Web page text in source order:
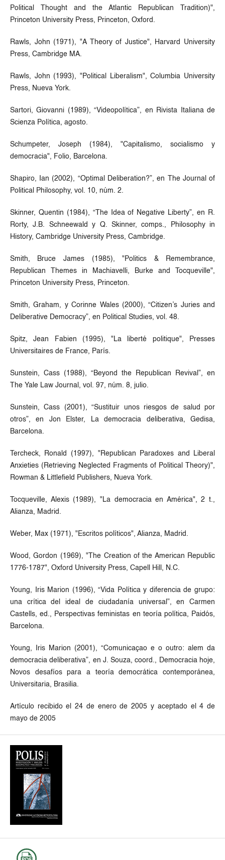
Political Thought and the Atlantic Republican Tradition)",
Princeton University Press, Princeton, Oxford.
Rawls, John (1971), "A Theory of Justice", Harvard University
Press, Cambridge MA.
Rawls, John (1993), "Political Liberalism", Columbia University
Press, Nueva York.
Sartori, Giovanni (1989), “Videopolítica”, en Rivista Italiana de
Scienza Política, agosto.
Schumpeter, Joseph (1984), "Capitalismo, socialismo y
democracia", Folio, Barcelona.
Shapiro, Ian (2002), “Optimal Deliberation?”, en The Journal of
Political Philosophy, vol. 10, núm. 2.
Skinner, Quentin (1984), “The Idea of Negative Liberty”, en R.
Rorty, J.B. Schneewald y Q. Skinner, comps., Philosophy in
History, Cambridge University Press, Cambridge.
Smith, Bruce James (1985), "Politics & Remembrance,
Republican Themes in Machiavelli, Burke and Tocqueville",
Princeton University Press, Princeton.
Smith, Graham, y Corinne Wales (2000), “Citizen’s Juries and
Deliberative Democracy”, en Political Studies, vol. 48.
Spitz, Jean Fabien (1995), "La liberté politique", Presses
Universitaires de France, París.
Sunstein, Cass (1988), “Beyond the Republican Revival”, en
The Yale Law Journal, vol. 97, núm. 8, julio.
Sunstein, Cass (2001), “Sustituir unos riesgos de salud por
otros”, en Jon Elster, La democracia deliberativa, Gedisa,
Barcelona.
Tercheck, Ronald (1997), "Republican Paradoxes and Liberal
Anxieties (Retrieving Neglected Fragments of Political Theory)",
Rowman & Littlefield Publishers, Nueva York.
Tocqueville, Alexis (1989), "La democracia en América", 2 t.,
Alianza, Madrid.
Weber, Max (1971), "Escritos políticos", Alianza, Madrid.
Wood, Gordon (1969), "The Creation of the American Republic
1776-1787", Oxford University Press, Capell Hill, N.C.
Young, Iris Marion (1996), “Vida Política y diferencia de grupo:
una crítica del ideal de ciudadanía universal”, en Carmen
Castells, ed., Perspectivas feministas en teoría política, Paidós,
Barcelona.
Young, Iris Marion (2001), “Comunicaçao e o outro: alem da
democracia deliberativa”, en J. Souza, coord., Democracia hoje,
Novos desafíos para a teoría democrática contemporánea,
Universitaria, Brasilia.
Artículo recibido el 24 de enero de 2005 y aceptado el 4 de
mayo de 2005